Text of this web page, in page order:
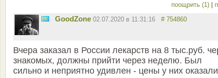
поощрить (1) |
GoodZone 02.07.2020 в 11:31:16 # 754860
Вчера заказал в России лекарств на 8 тыс.руб.
знакомых, должны прийти через неделю. Был
сильно и неприятно удивлен - цены у них